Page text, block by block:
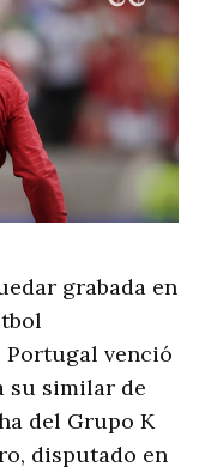
grabada en
venció
su similar de
del Grupo K
disputado en